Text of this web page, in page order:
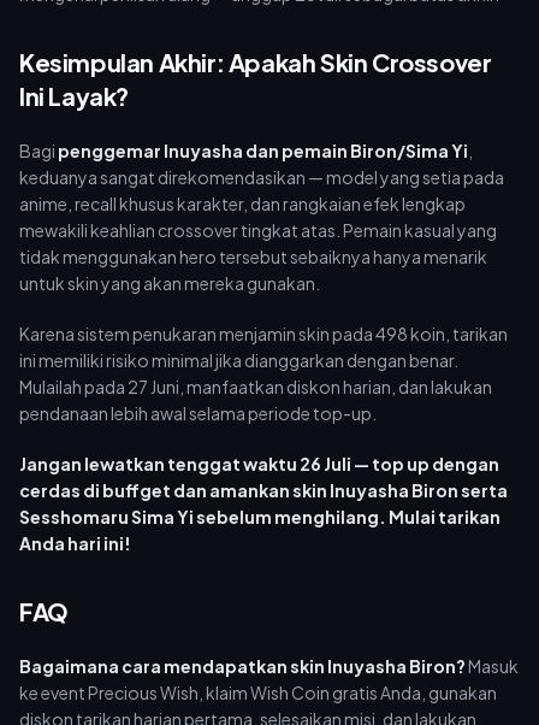
Kesimpulan Akhir: Apakah Skin Crossover
Ini Layak?
Bagi penggemar Inuyasha dan pemain Biron/Sima Yi
keduanya sangat direkomendasikan — model yang setia pada
anime, recall khusus karakter, dan rangkaian efek lengkap
mewakili keahlian crossover tingkat atas. Pemain kasual yang
tidak menggunakan hero tersebut sebaiknya hanya menarik
untuk skin yang akan mereka gunakan.
Karena sistem penukaran menjamin skin pada 498 koin, tarikan
ini memiliki risiko minimal jika dianggarkan dengan benar.
Mulailah pada 27 Juni, manfaatkan diskon harian, dan lakukan
pendanaan lebih awal selama periode top-up.
Jangan lewatkan tenggat waktu 26 Juli — top up dengan
cerdas di buffget dan amankan skin Inuyasha Biron serta
Sesshomaru Sima Yi sebelum menghilang. Mulai tarikan
Anda hari ini!
FAQ
Bagaimana cara mendapatkan skin Inuyasha Biron?Masuk
ke event Precious Wish, klaim Wish Coin gratis Anda, gunakan
diskon tarikan harian pertama, selesaikan misi, dan lakukan